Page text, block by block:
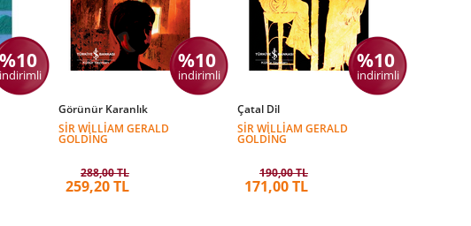
indirimli
%10
indirimli
Görünür Karanlık
SIR WILLIAM GERALD
GOLDING
288,00 TL
259,20 TL
%10
indirimli
Çatal Dil
SIR WILLIAM GERALD
GOLDING
190,00 TL
171,00 TL